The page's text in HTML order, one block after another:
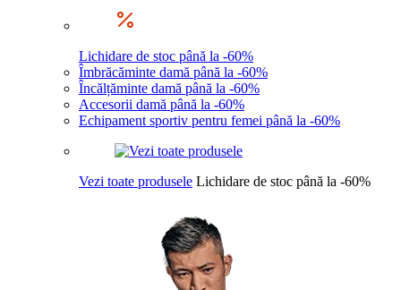
Lichidare de stoc până la -60%
Îmbrăcăminte damă până la -60%
Încălțăminte damă până la -60%
Accesorii damă până la -60%
Echipament sportiv pentru femei până la -60%
Vezi toate produsele Lichidare de stoc până la -60%